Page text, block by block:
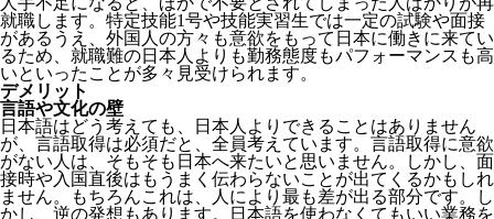
就職します。特定技能1号や技能実習生では一定の試験や面接
があるうえ、外国人の方々も意欲をもって日本に働きに来てい
るため、就職難の日本人よりも勤務態度もパフォーマンスも高
いといったことが多々見受けられます。
デメリット
言語や文化の壁
日本語はどう考えても、日本人よりできることはありません
が、言語取得は必須だと、全員考えています。言語取得に意欲
がない人は、そもそも日本へ来たいと思いません。しかし、面
接時や入国直後はもうまく伝わらないことが出てくるかもしれ
ません。
もちろんこれは、人により最も差が出る部分です。し
かし、逆の発想もあります。日本語を使わなくてもいい業務を